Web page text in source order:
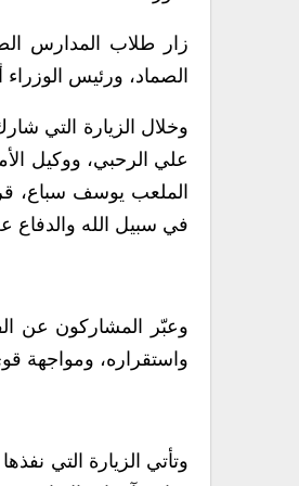
زار طلاب المدارس
الصماد، ورئيس
وخلال الزيارة التي
علي الرحبي، ووكيل
الملعب يوسف سباع،
في سبيل الله والدفاع
وعبّر المشاركون عن
واستقراره، ومواجهة
وتأتي الزيارة التي